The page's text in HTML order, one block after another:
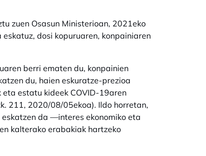
zuen Osasun Ministerioan, 2021eko
dosi kopuruaren, konpainiaren
berri ematen du, konpainien
du, haien eskuratze-prezioa
estatu kideek COVID-19aren
211, 2020/08/05ekoa). Ildo horretan,
da —interes ekonomiko eta
kalterako erabakiak hartzeko